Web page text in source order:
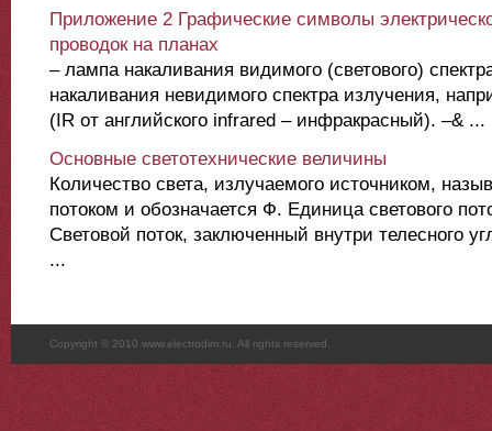
Приложение 2 Графические символы
проводок на планах
– лампа накаливания видимого (светового)
накаливания невидимого спектра излучения,
(IR от английского infrared – инфракрасный). –& ...
Основные светотехнические величины
Количество света, излучаемого источником,
потоком и обозначается Ф. Единица светового
Световой поток, заключенный внутри телесного
...
Copyright © 2010 www.electrodim.ru. All rights reserved.